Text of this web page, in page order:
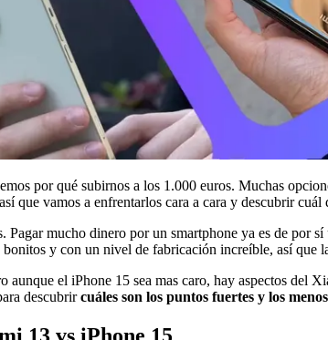
por qué subirnos a los 1.000 euros. Muchas
que vamos a enfrentarlos cara a cara y descubrir cuál
Pagar mucho dinero por un smartphone ya es de por
y con un nivel de fabricación increíble, así que
aunque el iPhone 15 sea mas caro, hay aspectos del
descubrircuáles son los puntos fuertes y los
13 vs iPhone 15